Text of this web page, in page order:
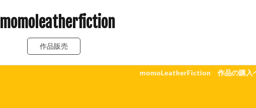
momoleatherfiction
作品販売
momoLeatherFiction 作品の購入ページはこちら